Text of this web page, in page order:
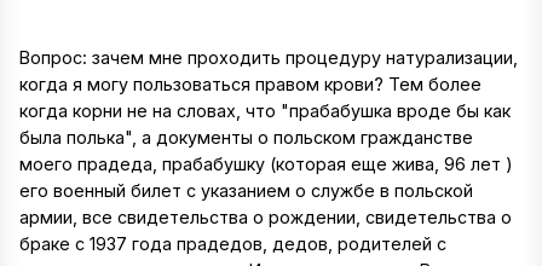
Вопрос: зачем мне проходить процедуру натурализации,
когда я могу пользоваться правом крови? Тем более
когда корни не на словах, что "прабабушка вроде бы как
была полька", а документы о польском гражданстве
моего прадеда, прабабушку (которая еще жива, 96 лет )
его военный билет с указанием о службе в польской
армии, все свидетельства о рождении, свидетельства о
браке с 1937 года прадедов, дедов, родителей с